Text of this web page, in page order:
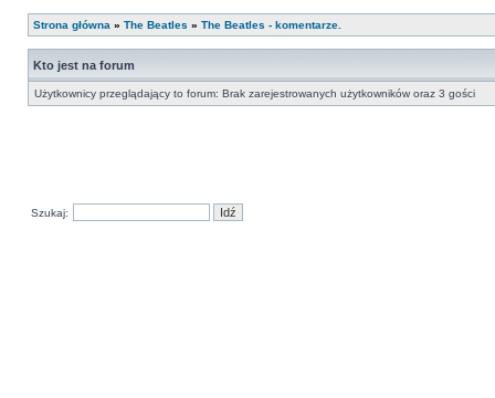
Strona główna » The Beatles » The Beatles - komentarze.
Kto jest na forum
Użytkownicy przeglądający to forum: Brak zarejestrowanych użytkowników oraz 3 gości
Szukaj: